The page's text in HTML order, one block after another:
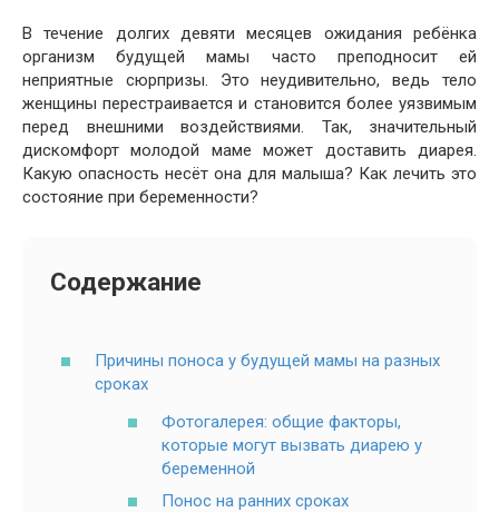
В течение долгих девяти месяцев ожидания ребёнка
организм будущей мамы часто преподносит ей
неприятные сюрпризы. Это неудивительно, ведь тело
женщины перестраивается и становится более уязвимым
перед внешними воздействиями. Так, значительный
дискомфорт молодой маме может доставить диарея.
Какую опасность несёт она для малыша? Как лечить это
состояние при беременности?
Содержание
Причины поноса у будущей мамы на разных
сроках
Фотогалерея: общие факторы,
которые могут вызвать диарею у
беременной
Понос на ранних сроках